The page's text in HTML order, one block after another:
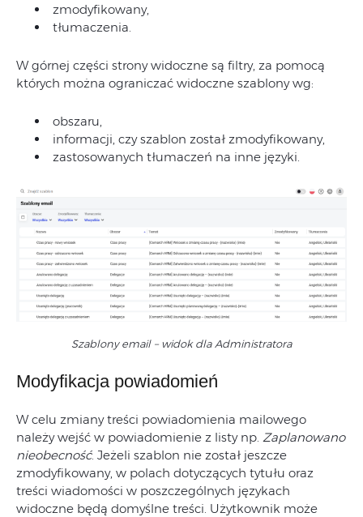
zmodyfikowany,
tłumaczenia.
W górnej części strony widoczne są filtry, za pomocą
których można ograniczać widoczne szablony wg:
obszaru,
informacji, czy szablon został zmodyfikowany,
zastosowanych tłumaczeń na inne języki.
Szablony email – widok dla Administratora
Modyfikacja powiadomień
W celu zmiany treści powiadomienia mailowego
należy wejść w powiadomienie z listy np. Zaplanowano
nieobecność. Jeżeli szablon nie został jeszcze
zmodyfikowany, w polach dotyczących tytułu oraz
treści wiadomości w poszczególnych językach
widoczne będą domyślne treści. Użytkownik może